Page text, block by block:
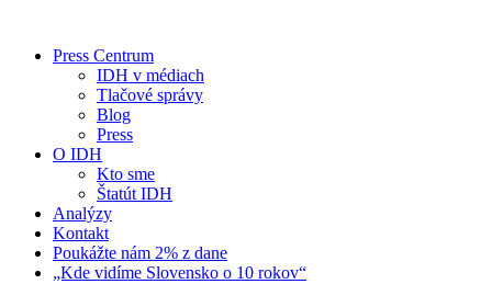
Press Centrum
IDH v médiach
Tlačové správy
Blog
Press
O IDH
Kto sme
Štatút IDH
Analýzy
Kontakt
Poukážte nám 2% z dane
„Kde vidíme Slovensko o 10 rokov“